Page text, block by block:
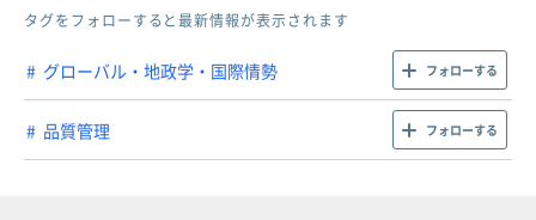
タグをフォローすると最新情報が表示されます
グローバル・地政学・国際情勢 フォローする
品質管理 フォローする